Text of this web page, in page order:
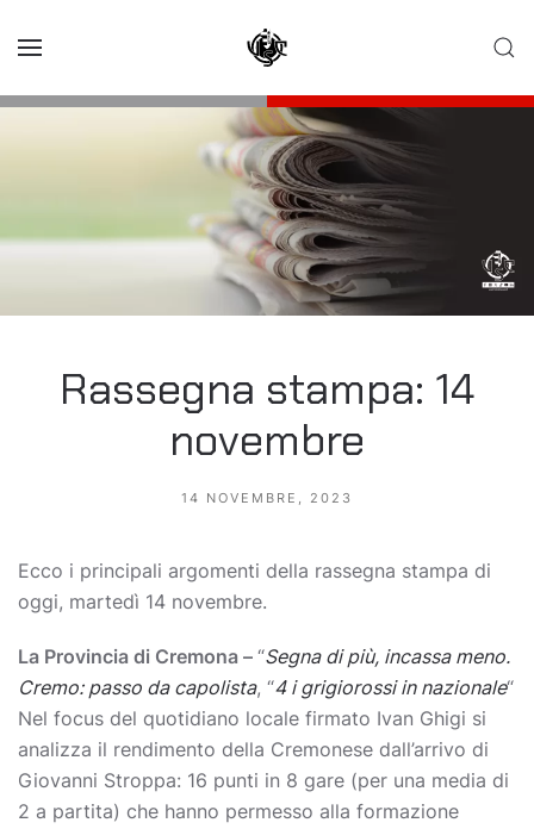
Rassegna stampa: 14
novembre
14 NOVEMBRE, 2023
Ecco i principali argomenti della rassegna stampa di
oggi, martedì 14 novembre.
La Provincia di Cremona – “Segna di più, incassa meno.
Cremo: passo da capolista, “4 i grigiorossi in nazionale“
Nel focus del quotidiano locale firmato Ivan Ghigi si
analizza il rendimento della Cremonese dall’arrivo di
Giovanni Stroppa: 16 punti in 8 gare (per una media di
2 a partita) che hanno permesso alla formazione